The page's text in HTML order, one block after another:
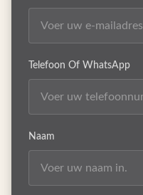
Telefoon Of WhatsApp
Naam